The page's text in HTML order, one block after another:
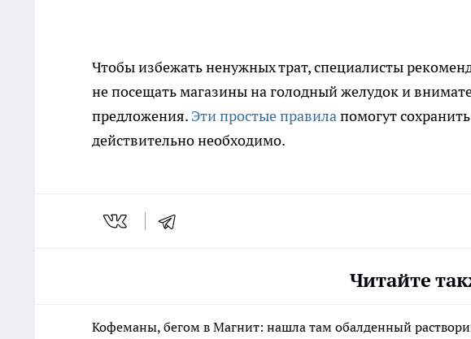
Чтобы избежать ненужных трат, специалисты
не посещать магазины на голодный желудок и
предложения. Эти простые правилапомогут
действительно необходимо.
Читайте
Кофеманы, бегом в Магнит: нашла там обалденный